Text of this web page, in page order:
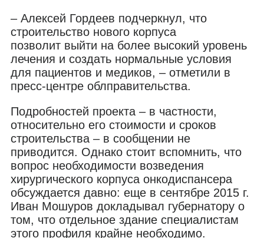
– Алексей Гордеев подчеркнул, что
строительство нового корпуса
позволит выйти на более высокий уровень
лечения и создать нормальные условия
для пациентов и медиков, – отметили в
пресс-центре облправительства.
Подробностей проекта – в частности,
относительно его стоимости и сроков
строительства – в сообщении не
приводится. Однако стоит вспомнить, что
вопрос необходимости возведения
хирургического корпуса онкодиспансера
обсуждается давно: еще в сентябре 2015 г.
Иван Мошуров докладывал губернатору о
том, что отдельное здание специалистам
этого профиля крайне необходимо.